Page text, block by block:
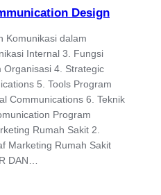
Design
Komunikasi dalam
Internal 3. Fungsi
Organisasi 4. Strategic
5. Tools Program
Communications 6. Teknik
Program
Rumah Sakit 2.
Marketing Rumah Sakit
DAN…